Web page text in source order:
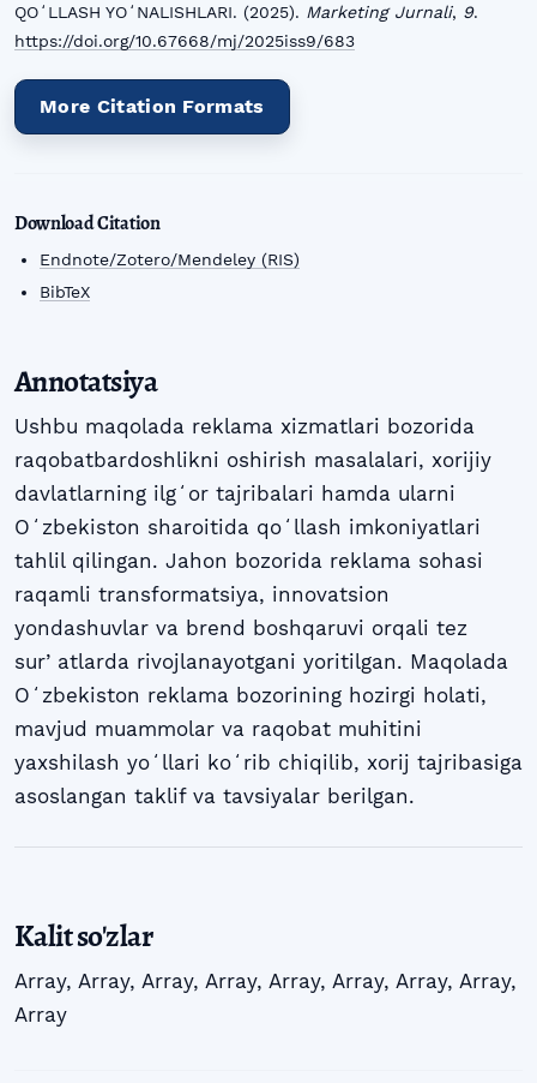
QOʻLLASH YOʻNALISHLARI. (2025). Marketing Jurnali, 9.
https://doi.org/10.67668/mj/2025iss9/683
More Citation Formats
Download Citation
Endnote/Zotero/Mendeley (RIS)
BibTeX
Annotatsiya
Ushbu maqolada reklama xizmatlari bozorida
raqobatbardoshlikni oshirish masalalari, xorijiy
davlatlarning ilgʻor tajribalari hamda ularni
Oʻzbekiston sharoitida qoʻllash imkoniyatlari
tahlil qilingan. Jahon bozorida reklama sohasi
raqamli transformatsiya, innovatsion
yondashuvlar va brend boshqaruvi orqali tez
surʼatlarda rivojlanayotgani yoritilgan. Maqolada
Oʻzbekiston reklama bozorining hozirgi holati,
mavjud muammolar va raqobat muhitini
yaxshilash yoʻllari koʻrib chiqilib, xorij tajribasiga
asoslangan taklif va tavsiyalar berilgan.
Kalit so'zlar
Array, Array, Array, Array, Array, Array, Array, Array,
Array